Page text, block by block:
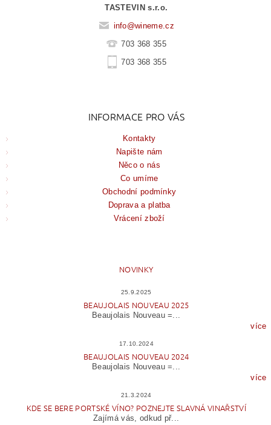
TASTEVIN s.r.o.
info@wineme.cz
703 368 355
703 368 355
INFORMACE PRO VÁS
Kontakty
Napište nám
Něco o nás
Co umíme
Obchodní podmínky
Doprava a platba
Vrácení zboží
NOVINKY
25.9.2025
BEAUJOLAIS NOUVEAU 2025
Beaujolais Nouveau =...
více
17.10.2024
BEAUJOLAIS NOUVEAU 2024
Beaujolais Nouveau =...
více
21.3.2024
KDE SE BERE PORTSKÉ VÍNO? POZNEJTE SLAVNÁ VINAŘSTVÍ
Zajímá vás, odkud př...